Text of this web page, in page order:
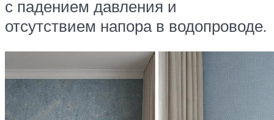
с падением давления и
отсутствием напора в водопроводе.